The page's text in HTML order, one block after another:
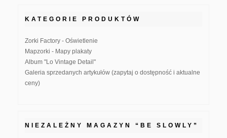
KATEGORIE PRODUKTÓW
Zorki Factory - Oświetlenie
Mapzorki - Mapy plakaty
Album "Lo Vintage Detail"
Galeria sprzedanych artykułów (zapytaj o dostępność i aktualne
ceny)
NIEZALEŻNY MAGAZYN “BE SLOWLY”